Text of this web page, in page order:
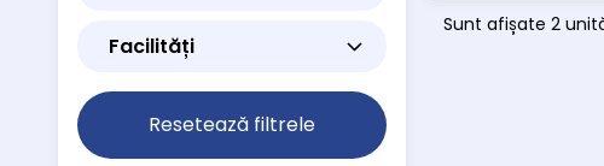
Facilități
Resetează filtrele
Sunt afișate 2